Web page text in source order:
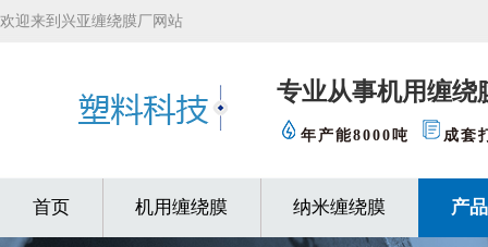
欢迎来到兴亚缠绕膜厂网站
专业从事机用缠绕
年产能8000吨 成套
首页 机用缠绕膜 纳米缠绕膜 产